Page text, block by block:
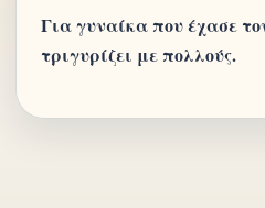
Για γυναίκα που έχασε
τριγυρίζει με πολλούς.